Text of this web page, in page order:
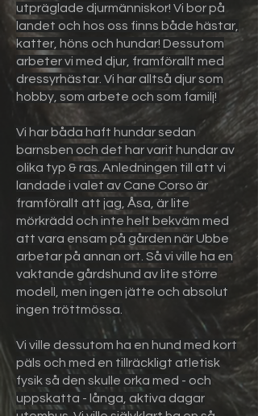
utpräglade djurmänniskor! Vi bor på
landet och hos oss finns både hästar,
katter, höns och hundar! Dessutom
arbeter vi med djur, framförallt med
dressyrhästar. Vi har alltså djur som
hobby, som arbete och som familj!
Vi har båda haft hundar sedan
barnsben och det har varit hundar av
olika typ & ras. Anledningen till att vi
landade i valet av Cane Corso är
framförallt att jag, Åsa, är lite
mörkrädd och inte helt bekväm med
att vara ensam på gården när Ubbe
arbetar på annan ort. Så vi ville ha en
vaktande gårdshund av lite större
modell, men ingen jätte och absolut
ingen tröttmössa.
Vi ville dessutom ha en hund med kort
päls och med en tillräckligt atletisk
fysik så den skulle orka med - och
uppskatta - långa, aktiva dagar